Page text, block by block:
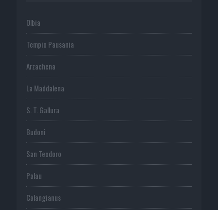
Olbia
Tempio Pausania
Arzachena
La Maddalena
S. T. Gallura
Budoni
San Teodoro
Palau
Calangianus